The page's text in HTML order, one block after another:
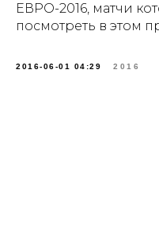
ЕВРО-2016, матчи
посмотреть в этом
2016-06-01 04:29 2016